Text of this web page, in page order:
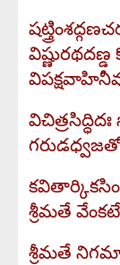
శ్రీమతే
శ్రీమతే